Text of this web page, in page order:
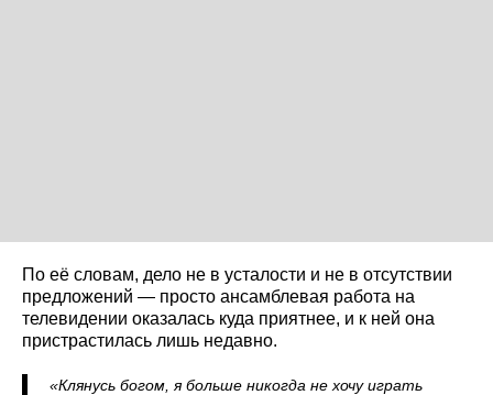
По её словам, дело не в усталости и не в отсутствии
предложений — просто ансамблевая работа на
телевидении оказалась куда приятнее, и к ней она
пристрастилась лишь недавно.
«Клянусь богом, я больше никогда не хочу играть